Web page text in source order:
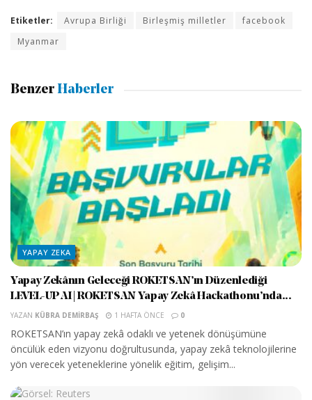
Etiketler: Avrupa Birliği Birleşmiş milletler
facebook
Myanmar
Benzer Haberler
YAPAY ZEKA
Yapay Zekânın Geleceği ROKETSAN’ın Düzenlediği
LEVEL-UP AI | ROKETSAN Yapay Zekâ Hackathonu’nda...
YAZAN KÜBRA DEMIRBAŞ 1 HAFTA ÖNCE 0
ROKETSAN’ın yapay zekâ odaklı ve yetenek dönüşümüne
öncülük eden vizyonu doğrultusunda, yapay zekâ teknolojilerine
yön verecek yeteneklerine yönelik eğitim, gelişim...